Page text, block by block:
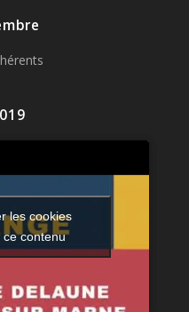
les cookies
ce contenu